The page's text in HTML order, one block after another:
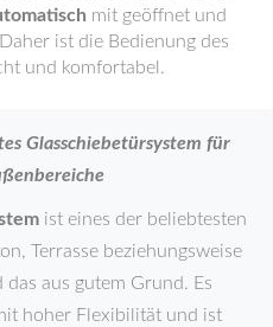
mit geöffnet und
ist die Bedienung des
und komfortabel.
Glasschiebetürsystem für
ist eines der beliebtesten
Terrasse beziehungsweise
aus gutem Grund. Es
hoher Flexibilität und ist